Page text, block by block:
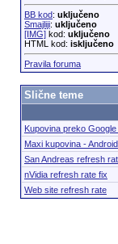
BB kod: uključeno
Smajliji: uključeno
[IMG]kod: uključeno
HTML kod: isključeno
Pravila foruma
Slične teme
Kupovina preko
Maxi kupovina -
San Andreas refresh
nVidia refresh rate fix
Web site refresh rate